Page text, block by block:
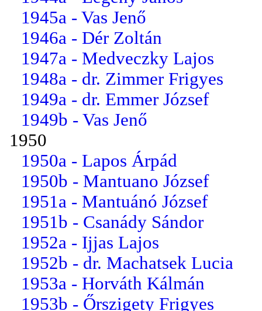
1945a - Vas Jenő
1946a - Dér Zoltán
1947a - Medveczky Lajos
1948a - dr. Zimmer Frigyes
1949a - dr. Emmer József
1949b - Vas Jenő
1950
1950a - Lapos Árpád
1950b - Mantuano József
1951a - Mantuánó József
1951b - Csanády Sándor
1952a - Ijjas Lajos
1952b - dr. Machatsek Lucia
1953a - Horváth Kálmán
1953b - Őrszigety Frigyes